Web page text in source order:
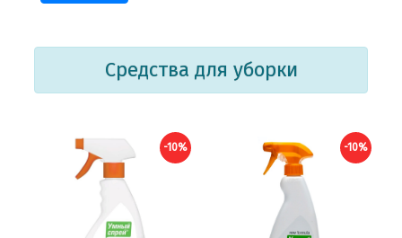
Средства для уборки
-10% -10%